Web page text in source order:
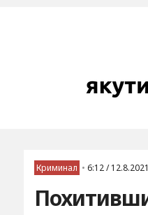
Криминал • 6:12 / 12.8.2021